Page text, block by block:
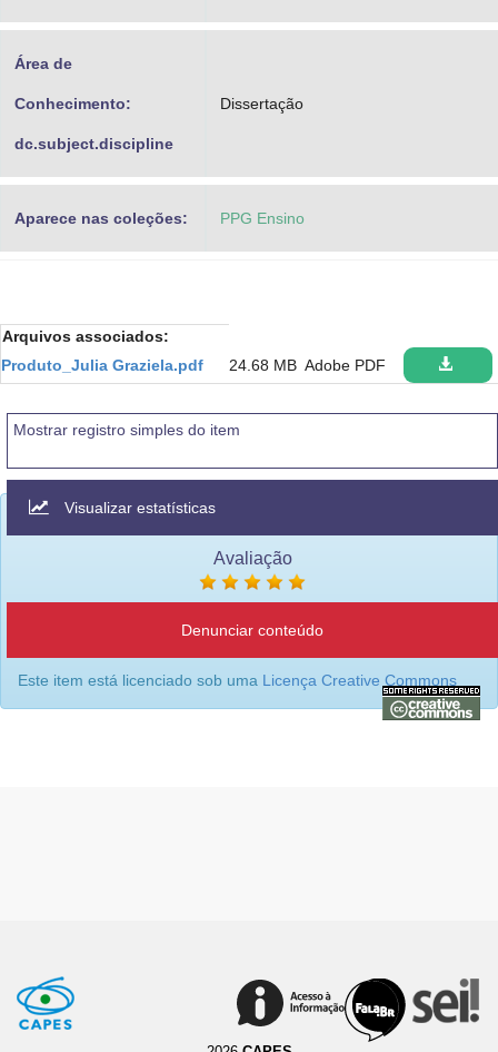
Área de
Conhecimento:
dc.subject.discipline
Dissertação
Aparece nas coleções: PPG Ensino
Arquivos associados:
Produto_Julia Graziela.pdf
24.68 MB Adobe PDF
Mostrar registro simples do item
Visualizar estatísticas
Avaliação
Denunciar conteúdo
Este item está licenciado sob uma Licença Creative Commons